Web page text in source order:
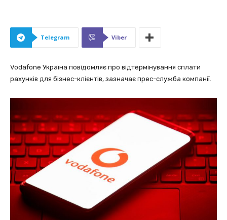
Telegram Viber
Vodafone Україна повідомляє про відтермінування сплати
рахунків для бізнес-клієнтів, зазначає прес-служба компанії.